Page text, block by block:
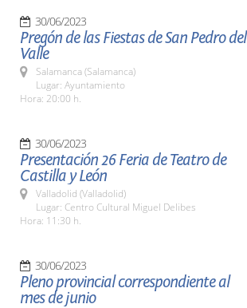
30/06/2023
Pregón de las Fiestas de San Pedro del
Valle
Salamanca (Salamanca)
Lugar: Ayuntamiento
Hora: 20:00 h.
30/06/2023
Presentación 26 Feria de Teatro de
Castilla y León
Valladolid (Valladolid)
Lugar: Centro Cultural Miguel Delibes
Hora: 11:30 h.
30/06/2023
Pleno provincial correspondiente al
mes de junio